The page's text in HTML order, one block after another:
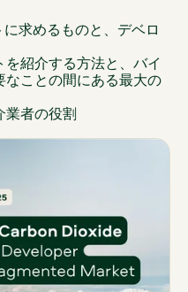
求めるものと、デベロ
紹介する方法と、バイ
なことの間にある最大の
業者の役割